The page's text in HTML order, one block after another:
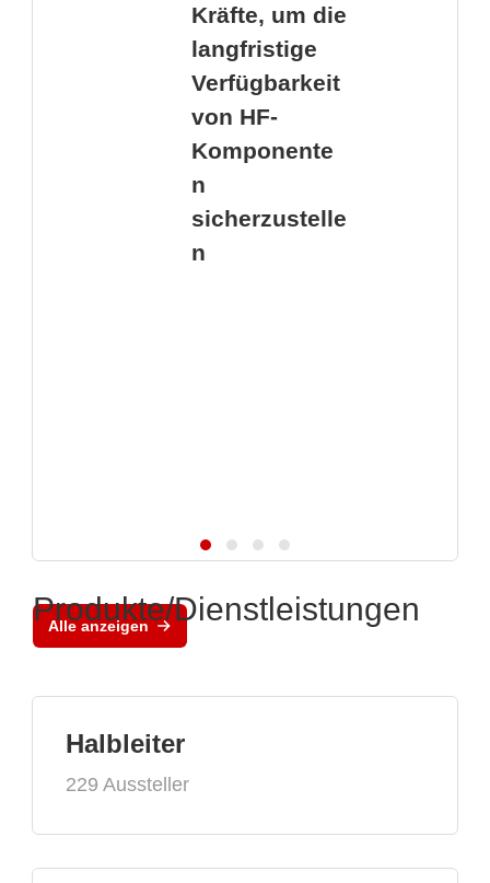
Kräfte, um die
langfristige
Verfügbarkeit
von HF-
Komponente
n
sicherzustelle
n
Alle anzeigen
Produkte/Dienstleistungen
Halbleiter
229 Aussteller